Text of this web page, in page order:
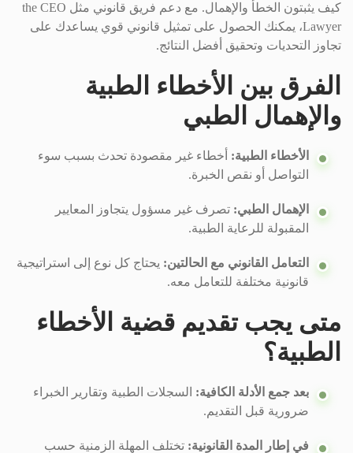
كيف يثبتون الخطأ والإهمال. مع دعم فريق قانوني مثل the CEO
Lawyer، يمكنك الحصول على تمثيل قانوني قوي يساعدك على
تجاوز التحديات وتحقيق أفضل النتائج.
الفرق بين الأخطاء الطبية
والإهمال الطبي
الأخطاء الطبية: أخطاء غير مقصودة تحدث بسبب سوء
التواصل أو نقص الخبرة.
الإهمال الطبي: تصرف غير مسؤول يتجاوز المعايير
المقبولة للرعاية الطبية.
التعامل القانوني مع الحالتين: يحتاج كل نوع إلى استراتيجية
قانونية مختلفة للتعامل معه.
متى يجب تقديم قضية الأخطاء
الطبية؟
بعد جمع الأدلة الكافية: السجلات الطبية وتقارير الخبراء
ضرورية قبل التقديم.
في إطار المدة القانونية: تختلف المهلة الزمنية حسب